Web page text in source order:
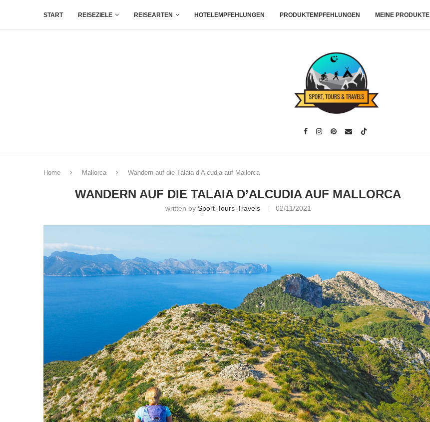
START REISEZIELE REISEARTEN HOTELEMPFEHLUNGEN PRODUKTEMPFEHLUNGEN MEINE PRODUKTE
Home Mallorca Wandern auf die Talaia d’Alcudia auf Mallorca
WANDERN AUF DIE TALAIA D’ALCUDIA AUF MALLORCA
written by Sport-Tours-Travels 02/11/2021